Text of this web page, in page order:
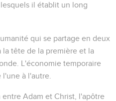
il établit un long
qui se partage en deux
la tête de la première et la
L'économie temporaire
à l'autre.
entre Adam et Christ, l'apôtre